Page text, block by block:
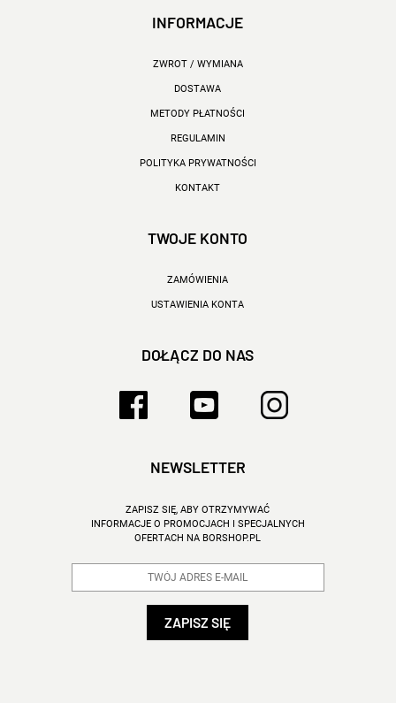
INFORMACJE
ZWROT / WYMIANA
DOSTAWA
METODY PŁATNOŚCI
REGULAMIN
POLITYKA PRYWATNOŚCI
KONTAKT
TWOJE KONTO
ZAMÓWIENIA
USTAWIENIA KONTA
DOŁĄCZ DO NAS
NEWSLETTER
ZAPISZ SIĘ, ABY OTRZYMYWAĆ
INFORMACJE O PROMOCJACH I SPECJALNYCH
OFERTACH NA BORSHOP.PL